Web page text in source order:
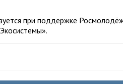
при поддержке